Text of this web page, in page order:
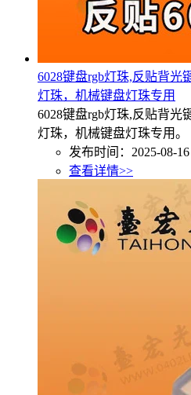
6028键盘rgb灯珠,反贴背光
灯珠，机械键盘灯珠专用
6028键盘rgb灯珠,反贴背光
灯珠，机械键盘灯珠专用。
发布时间：2025-08-16
查看详情>>